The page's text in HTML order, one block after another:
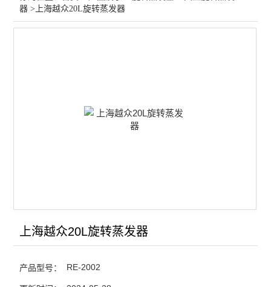
器 >上海越众20L旋转蒸发器
上海越众20L旋转蒸发器
产品型号： RE-2002